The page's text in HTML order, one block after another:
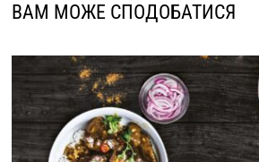
ВАМ МОЖЕ СПОДОБАТИСЯ